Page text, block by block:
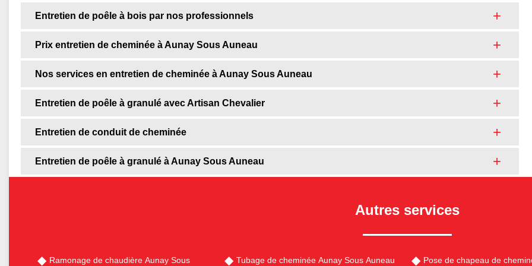
Entretien de poêle à bois par nos professionnels
Prix entretien de cheminée à Aunay Sous Auneau
Nos services en entretien de cheminée à Aunay Sous Auneau
Entretien de poêle à granulé avec Artisan Chevalier
Entretien de conduit de cheminée
Entretien de poêle à granulé à Aunay Sous Auneau
Autres services
Ramonage de chaudière Aunay Sous Tubage de cheminée Aunay Sous Auneau Pose de chapeau de